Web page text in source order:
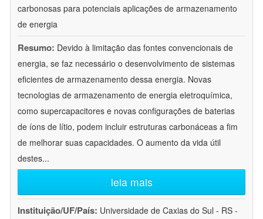
carbonosas para potenciais aplicações de armazenamento
de energia
Resumo: Devido à limitação das fontes convencionais de
energia, se faz necessário o desenvolvimento de sistemas
eficientes de armazenamento dessa energia. Novas
tecnologias de armazenamento de energia eletroquímica,
como supercapacitores e novas configurações de baterias
de íons de lítio, podem incluir estruturas carbonáceas a fim
de melhorar suas capacidades. O aumento da vida útil
destes...
leia mais
Instituição/UF/País: Universidade de Caxias do Sul - RS -